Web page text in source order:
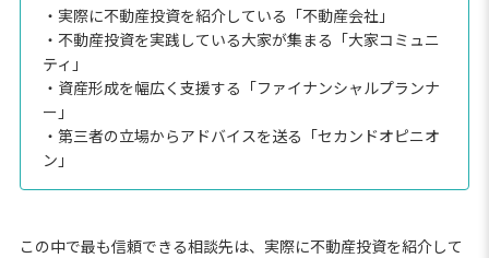
・実際に不動産投資を紹介している「不動産会社」
・不動産投資を実践している大家が集まる「大家コミュニ
ティ」
・資産形成を幅広く支援する「ファイナンシャルプランナ
ー」
・第三者の立場からアドバイスを送る「セカンドオピニオ
ン」
この中で最も信頼できる相談先は、実際に不動産投資を紹介して